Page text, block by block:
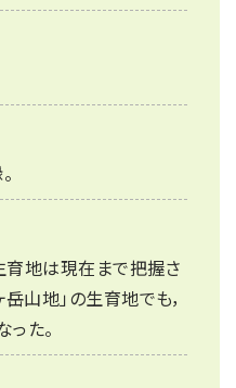
地は現在まで把握さ
山地」の生育地でも，
た。